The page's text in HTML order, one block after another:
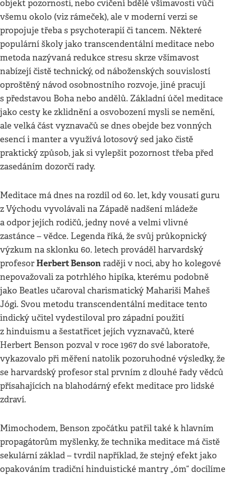
objekt pozornosti, nebo cvičení bdělé všímavosti vůči
všemu okolo (viz rámeček), ale v moderní verzi se
propojuje třeba s psychoterapií či tancem. Některé
populární školy jako transcendentální meditace nebo
metoda nazývaná redukce stresu skrze všímavost
nabízejí čistě technický, od náboženských souvislostí
oproštěný návod osobnostního rozvoje, jiné pracují
s představou Boha nebo andělů. Základní účel meditace
jako cesty ke zklidnění a osvobození mysli se nemění,
ale velká část vyznavačů se dnes obejde bez vonných
esencí i manter a využívá lotosový sed jako čistě
praktický způsob, jak si vylepšit pozornost třeba před
zasedáním dozorčí rady.
Meditace má dnes na rozdíl od 60. let, kdy vousatí guru
z Východu vyvolávali na Západě nadšení mládeže
a odpor jejích rodičů, jedny nové a velmi vlivné
zastánce – vědce. Legenda říká, že svůj průkopnický
výzkum na sklonku 60. letech prováděl harvardský
profesorHerbert Bensonraději v noci, aby ho kolegové
nepovažovali za potrhlého hipíka, kterému podobně
jako Beatles učaroval charismatický Mahariši Maheš
Jógi. Svou metodu transcendentální meditace tento
indický učitel vydestiloval pro západní použití
z hinduismu a šestatřicet jejích vyznavačů, které
Herbert Benson pozval v roce 1967 do své laboratoře,
vykazovalo při měření natolik pozoruhodné výsledky, že
se harvardský profesor stal prvním z dlouhé řady vědců
přísahajících na blahodárný efekt meditace pro lidské
zdraví.
Mimochodem, Benson zpočátku patřil také k hlavním
propagátorům myšlenky, že technika meditace má čistě
sekulární základ – tvrdil například, že stejný efekt jako
opakováním tradiční hinduistické mantry „óm“ docílíme